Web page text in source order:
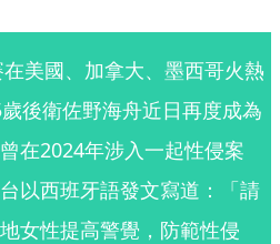
美國、加拿大、墨西哥火熱
後衛佐野海舟近日再度成為
在2024年涉入一起性侵案
以西班牙語發文寫道：「請
女性提高警覺，防範性侵